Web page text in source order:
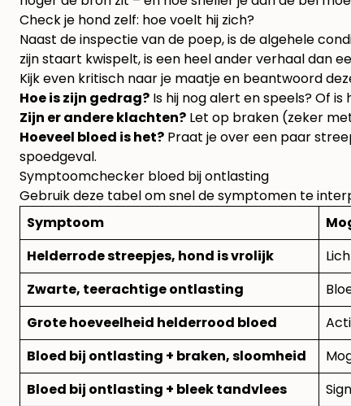
Check je hond zelf: hoe voelt hij zich?
Naast de inspectie van de poep, is de algehele
zijn staart kwispelt, is een heel ander verhaal dan
Kijk even kritisch naar je maatje en beantwoord
Hoe is zijn gedrag? Is hij nog alert en speels? Of
Zijn er andere klachten? Let op braken (zeker
Hoeveel bloed is het? Praat je over een paar
spoedgeval.
Symptoomchecker bloed bij ontlasting
Gebruik deze tabel om snel de symptomen te
Symptoom
Helderrode streepjes, hond is vrolijk
Zwarte, teerachtige ontlasting
Grote hoeveelheid helderrood bloed
Bloed bij ontlasting + braken, sloomheid
Bloed bij ontlasting + bleek tandvlees